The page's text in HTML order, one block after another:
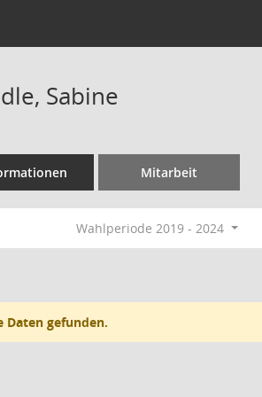
Sabine
Mitarbeit
Wahlperiode 2019 - 2024
Daten gefunden.